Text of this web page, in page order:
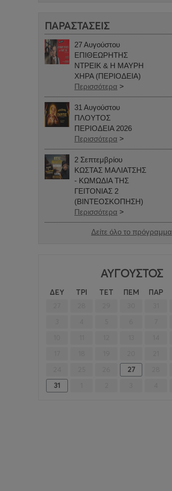
ΠΑΡΑΣΤΑΣΕΙΣ
27 Αυγούστου
ΕΠΙΘΕΩΡΗΤΗΣ
ΝΤΡΕΙΚ & Η ΜΑΥΡΗ
ΧΗΡΑ (ΠΕΡΙΟΔΕΙΑ)
Περισσότερα >
31 Αυγούστου
ΠΛΟΥΤΟΣ
ΠΕΡΙΟΔΕΙΑ 2026
Περισσότερα >
2 Σεπτεμβρίου
ΚΩΣΤΑΣ ΜΑΛΙΑΤΣΗΣ
- ΚΩΜΩΔΙΑ ΤΗΣ
ΓΕΙΤΟΝΙΑΣ 2
(ΒΙΝΤΕΟΣΚΟΠΗΣΗ)
Περισσότερα >
Δείτε όλο το πρόγραμμα
ΑΎΓΟΥΣΤΟΣ
ΔΕΥ ΤΡΙ ΤΕΤ ΠΕΜ ΠΑΡ
27
31